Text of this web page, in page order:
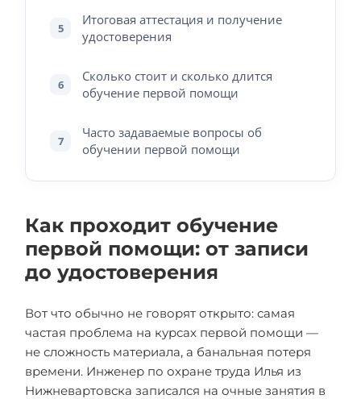
5
Итоговая аттестация и получение
удостоверения
6
Сколько стоит и сколько длится
обучение первой помощи
7
Часто задаваемые вопросы об
обучении первой помощи
Как проходит обучение
первой помощи: от записи
до удостоверения
Вот что обычно не говорят открыто: самая
частая проблема на курсах первой помощи —
не сложность материала, а банальная потеря
времени. Инженер по охране труда Илья из
Нижневартовска записался на очные занятия в